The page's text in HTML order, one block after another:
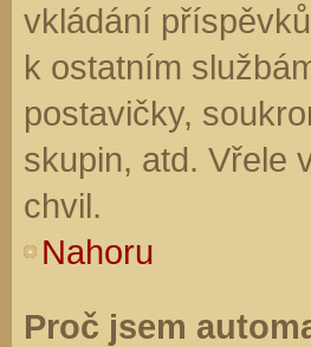
vkládání
k ostatním
postavičky,
skupin, atd. Vřele
chvil.
Nahoru
Proč jsem